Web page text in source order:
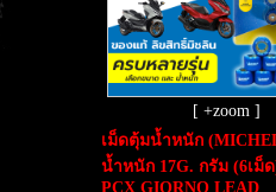
[ +zoom ]
เม็ดตุ้มน้ำหนัก
น้ำหนัก 17G. กรัม (6เม็
PCX GIORNO LEAD